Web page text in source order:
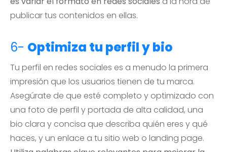
publicar tus contenidos en ellas.
6- Optimiza tu perfil y bio
Tu perfil en redes sociales es a menudo la primera
impresión que los usuarios tienen de tu marca.
Asegúrate de que esté completo y optimizado con
una foto de perfil y portada de alta calidad, una
bio clara y concisa que describa quién eres y qué
haces, y un enlace a tu sitio web o landing page.